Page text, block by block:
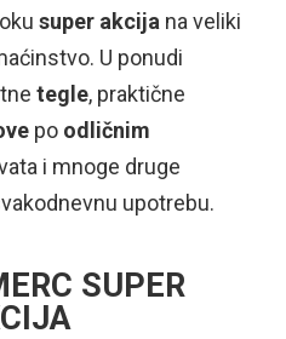
super akcija na veliki
U ponudi
tegle, praktične
po odličnim
i mnoge druge
upotrebu.
SUPER